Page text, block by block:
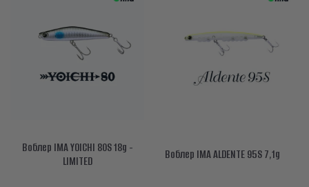
Воблер IMA YOICHI 80S 18g -
LIMITED
Воблер IMA ALDENTE 95S 7,1g